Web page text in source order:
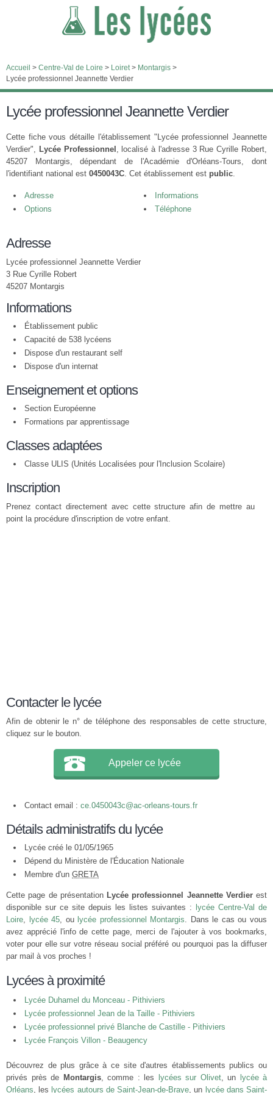
Accueil > Centre-Val de Loire > Loiret> Montargis >
Lycée professionnel Jeannette Verdier
Lycée professionnel Jeannette Verdier
Cette fiche vous détaille l'établissement "Lycée professionnel Jeannette
Verdier", Lycée Professionnel , localisé à l'adresse 3 Rue Cyrille Robert,
45207 Montargis, dépendant de l'Académie d'Orléans-Tours, dont
l'identifiant national est 0450043C. Cet établissement est public.
Adresse
Informations
Options
Téléphone
Adresse
Lycée professionnel Jeannette Verdier
3 Rue Cyrille Robert
45207 Montargis
Informations
Établissement public
Capacité de 538 lycéens
Dispose d'un restaurant self
Dispose d'un internat
Enseignement et options
Section Européenne
Formations par apprentissage
Classes adaptées
Classe ULIS (Unités Localisées pour l'Inclusion Scolaire)
Inscription
Prenez contact directement avec cette structure afin de mettre au
point la procédure d'inscription de votre enfant.
Contacter le lycée
Afin de obtenir le n° de téléphone des responsables de cette structure,
cliquez sur le bouton.
Appeler ce lycée
Contact email : ce.0450043c@ac-orleans-tours.fr
Détails administratifs du lycée
Lycée créé le 01/05/1965
Dépend du Ministère de l'Éducation Nationale
Membre d'un GRETA
Cette page de présentation Lycée professionnel Jeannette Verdierest
disponible sur ce site depuis les listes suivantes :
lycée Centre-Val de
Loire, lycée 45, ou lycée professionnel Montargis. Dans le cas ou vous
avez apprécié l'info de cette page, merci de l'ajouter à vos bookmarks,
voter pour elle sur votre réseau social préféré ou pourquoi pas la diffuser
par mail à vos proches !
Lycées à proximité
Lycée Duhamel du Monceau - Pithiviers
Lycée professionnel Jean de la Taille - Pithiviers
Lycée professionnel privé Blanche de Castille - Pithiviers
Lycée François Villon - Beaugency
Découvrez de plus grâce à ce site d'autres établissements publics ou
privés près de Montargis, comme : les lycées sur Olivet, un
lycée à
Orléans, les lycées autours de Saint-Jean-de-Braye, un lycée dans Saint-